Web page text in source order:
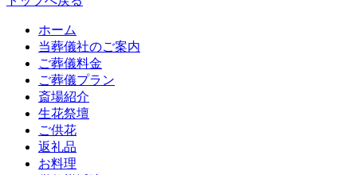
ホーム
当葬儀社のご案内
ご葬儀料金
ご葬儀プラン
斎場紹介
生花祭壇
ご供花
返礼品
お料理